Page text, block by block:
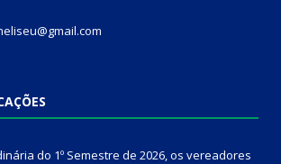
do 1º Semestre de 2026, os vereadores